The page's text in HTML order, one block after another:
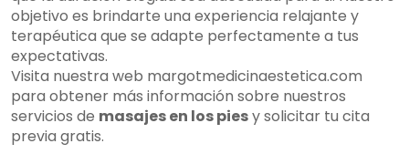
objetivo es brindarte una experiencia relajante y
terapéutica que se adapte perfectamente a tus
expectativas.
Visita nuestra web margotmedicinaestetica.com
para obtener más información sobre nuestros
servicios de masajes en los piesy solicitar tu cita
previa gratis.